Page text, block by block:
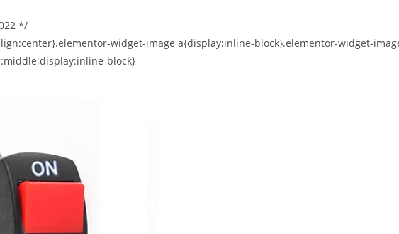
*/
widget-image a{display:inline-block}.elementor-widget-
block}